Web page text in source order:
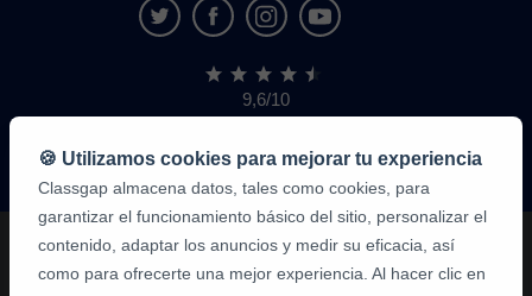
9,6/10
1.339.284
de
alumnos
🍪 Utilizamos cookies para mejorar tu experiencia
Classgap almacena datos, tales como cookies, para
garantizar el funcionamiento básico del sitio, personalizar el
contenido, adaptar los anuncios y medir su eficacia, así
como para ofrecerte una mejor experiencia. Al hacer clic en